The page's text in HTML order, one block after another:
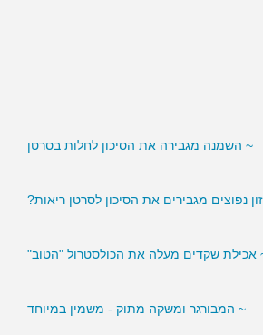
מלאכותיים מגבירים את הסיכון לסוכרת?
~ השמנה מגבירה את הסיכון לחלות בסרטן
נפוצים מגבירים את הסיכון לסרטן ריאות?
~ אכילת שקדים מעלה את הכולסטרול "הטוב"
~ המבורגר ומשקה מתוק - משמין במיוחד